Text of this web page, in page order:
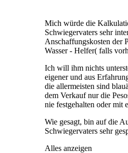
Mich würde die
Schwiegervaters sehr
Anschaffungskosten der
Wasser - Helfer( falls
Ich will ihm nichts
eigener und aus
die allermeisten sind
dem Verkauf nur die
nie festgehalten oder mit
Wie gesagt, bin auf die
Schwiegervaters sehr
Alles anzeigen